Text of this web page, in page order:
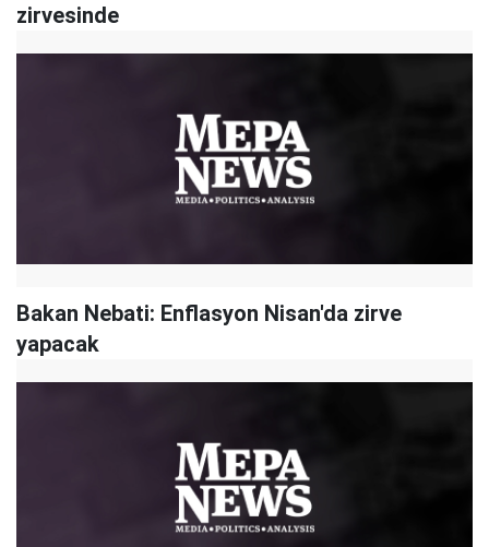
zirvesinde
Bakan Nebati: Enflasyon Nisan'da zirve
yapacak